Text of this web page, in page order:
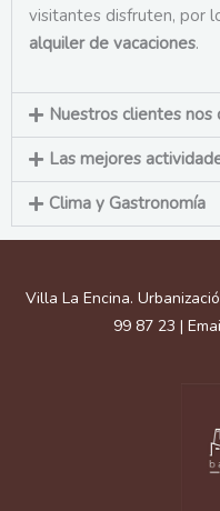
visitantes disfruten, por
alquiler de vacaciones.
Nuestros clientes nos
Las mejores
Clima y Gastronomía
Villa La Encina.
99 87 23 |